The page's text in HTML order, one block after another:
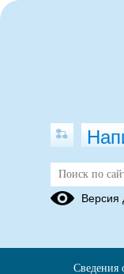
Версия
Сведения